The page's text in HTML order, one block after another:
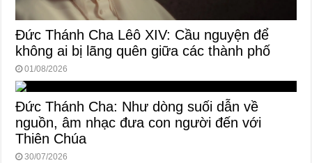
Đức Thánh Cha Lêô XIV: Cầu nguyện để
không ai bị lãng quên giữa các thành phố
01/08/2026
Đức Thánh Cha: Như dòng suối dẫn về
nguồn, âm nhạc đưa con người đến với
Thiên Chúa
30/07/2026